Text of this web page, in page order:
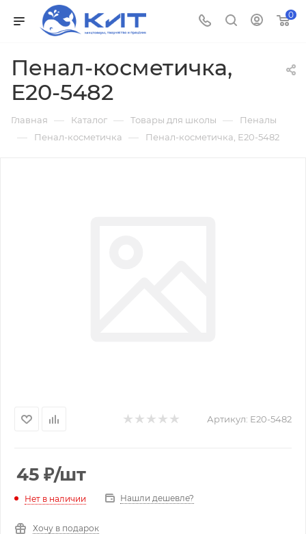
0
Пенал-косметичка,
Е20-5482
Главная — Каталог — Товары для школы — Пеналы
— Пенал-косметичка — Пенал-косметичка, Е20-5482
Артикул: Е20-5482
45 ₽/шт
Нет в наличии Нашли дешевле?
Хочу в подарок